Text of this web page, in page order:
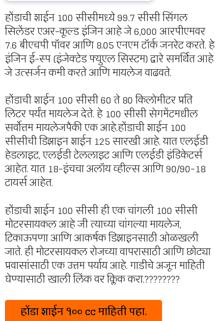
होंडाची शाईन 100 सीसीमध्ये 99.7 सीसी सिंगल
सिलेंडर एअर-कूल्ड इंजिन आहे जे 6,000 आरपीएमवर
7.6 बीएचपी पॉवर आणि 8.05 एनएम टॉर्क जनरेट करते. हे
इंजिन ई-स्प (इंजेक्टेड फ्युएल सिस्टम) द्वारे समर्थित आहे
जे उत्सर्जन कमी करते आणि मायलेज वाढवते.
होंडाची शाईन 100 सीसी 60 ते 80 किलोमीटर प्रति
लिटर पर्यंत मायलेज देते. हे 100 सीसी सेगमेंटमधील
सर्वोत्तम मायलेजपैकी एक आहे.होंडाची शाईन 100
सीसीची डिझाइन शाईन 125 सारखी आहे. यात एलईडी
हेडलाइट, एलईडी टेललाइट आणि एलईडी इंडिकेटर्स
आहेत. यात 18-इंचचा अलॉय व्हील्स आणि 90/90-18
टायर्स आहेत.
होंडाची शाईन 100 सीसी ही एक चांगली 100 सीसी
मोटरसायकल आहे जी त्याच्या चांगल्या मायलेज,
टिकाऊपणा आणि आकर्षक डिझाइनसाठी ओळखली
जाते. ही मोटरसायकल रोजच्या वापरासाठी आणि छोट्या
प्रवासांसाठी एक उत्तम पर्याय आहे. गाडीचे अजून माहिती
घेण्यासाठी खाली लिंक वर क्लिक करा.????????
होंडा शाईन १०० cc माहिती पहा.